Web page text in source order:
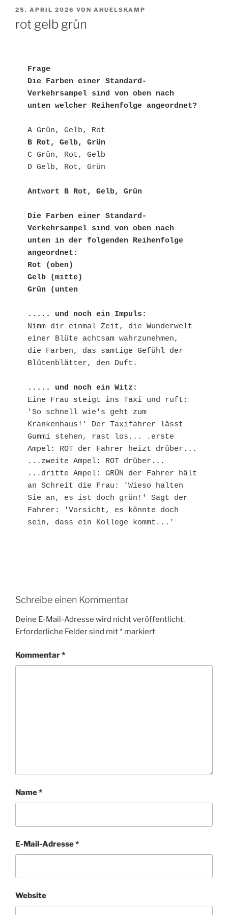
VERÖFFENTLICHT
25. APRIL 2026 VON AHUELSKAMP
rot gelb grün
Frage
Die Farben einer Standard-
Verkehrsampel sind von oben nach
unten welcher Reihenfolge angeordnet?
A Grün, Gelb, Rot
B Rot, Gelb, Grün
C Grün, Rot, Gelb
D Gelb, Rot, Grün
Antwort B Rot, Gelb, Grün
Die Farben einer Standard-
Verkehrsampel sind von oben nach
unten in der folgenden Reihenfolge
angeordnet:
Rot (oben)
Gelb (mitte)
Grün (unten
..... und noch ein Impuls:
Nimm dir einmal Zeit, die Wunderwelt
einer Blüte achtsam wahrzunehmen,
die Farben, das samtige Gefühl der
Blütenblätter, den Duft.
..... und noch ein Witz:
Eine Frau steigt ins Taxi und ruft:
'So schnell wie's geht zum
Krankenhaus!' Der Taxifahrer lässt
Gummi stehen, rast los... .erste
Ampel: ROT der Fahrer heizt drüber...
...zweite Ampel: ROT drüber...
...dritte Ampel: GRÜN der Fahrer hält
an Schreit die Frau: 'Wieso halten
Sie an, es ist doch grün!' Sagt der
Fahrer: 'Vorsicht, es könnte doch
sein, dass ein Kollege kommt...'
Schreibe einen Kommentar
Deine E-Mail-Adresse wird nicht veröffentlicht.
Erforderliche Felder sind mit* markiert
Kommentar*
Name*
E-Mail-Adresse*
Website